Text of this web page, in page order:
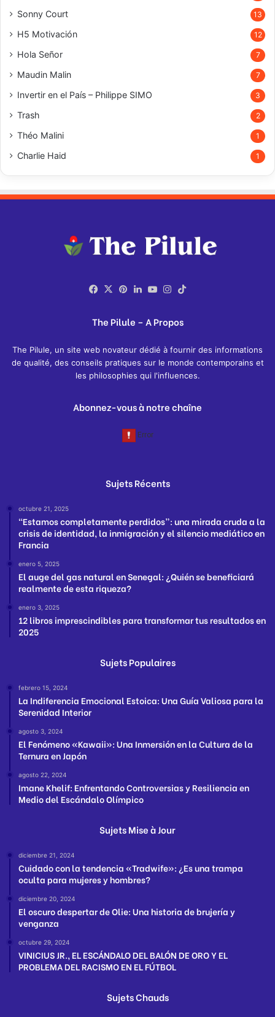
Sonny Court 13
H5 Motivación 12
Hola Señor 7
Maudin Malin 7
Invertir en el País – Philippe SIMO 3
Trash 2
Théo Malini 1
Charlie Haid 1
Facebook
X Pinterest
LinkedIn
YouTubeInstagram
The Pilule – A Propos
The Pilule, un site web novateur dédié à fournir des informations
de qualité, des conseils pratiques sur le monde contemporains et
les philosophies qui l'influences.
Abonnez-vous à notre chaîne
Sujets Récents
octubre 21, 2025
“Estamos completamente perdidos”: una mirada cruda a la
crisis de identidad, la inmigración y el silencio mediático en
Francia
enero 5, 2025
El auge del gas natural en Senegal: ¿Quién se beneficiará
realmente de esta riqueza?
enero 3, 2025
12 libros imprescindibles para transformar tus resultados en
2025
Sujets Populaires
febrero 15, 2024
La Indiferencia Emocional Estoica: Una Guía Valiosa para la
Serenidad Interior
agosto 3, 2024
El Fenómeno «Kawaii»: Una Inmersión en la Cultura de la
Ternura en Japón
agosto 22, 2024
Imane Khelif: Enfrentando Controversias y Resiliencia en
Medio del Escándalo Olímpico
Sujets Mise à Jour
diciembre 21, 2024
Cuidado con la tendencia «Tradwife»: ¿Es una trampa
oculta para mujeres y hombres?
diciembre 20, 2024
El oscuro despertar de Olie: Una historia de brujería y
venganza
octubre 29, 2024
VINICIUS JR., EL ESCÁNDALO DEL BALÓN DE ORO Y EL
PROBLEMA DEL RACISMO EN EL FÚTBOL
Sujets Chauds